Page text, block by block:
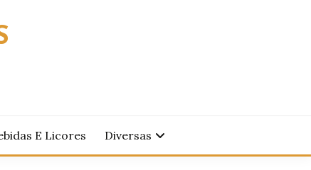
E Licores Diversas